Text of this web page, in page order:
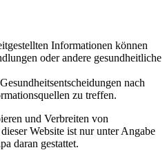
Informationen können
oder andere gesundheitliche
nach
zu treffen.
und Verbreiten von
Website ist nur unter Angabe
daran gestattet.